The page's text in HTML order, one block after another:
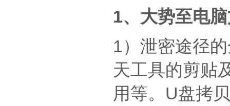
1、大势至电
1）泄密途径
天工具的剪贴
用等。U盘拷